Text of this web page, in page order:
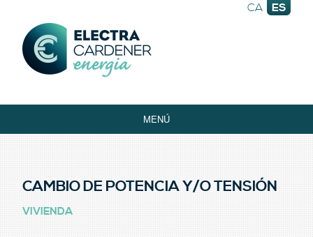
CA ES
QUIÉNES SOMOS
OFICINA VIRTUAL
MENÚ
CAMBIO DE POTENCIA Y/O TENSIÓN
VIVIENDA